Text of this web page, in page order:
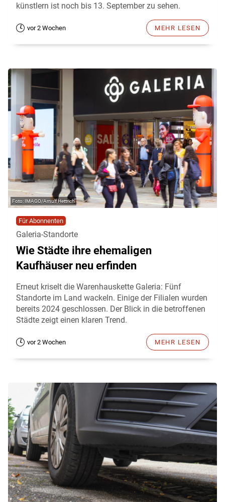
künstlern ist noch bis 13. September zu sehen.
vor 2 Wochen MEHR LESEN
IMAGO/Arnulf Hettrich
Für Abonnenten
Galeria-Standorte
Wie Städte ihre ehemaligen
Kaufhäuser neu erfinden
Erneut kriselt die Warenhauskette Galeria: Fünf
Standorte im Land wackeln. Einige der Filialen wurden
bereits 2024 geschlossen. Der Blick in die betroffenen
Städte zeigt einen klaren Trend.
vor 2 Wochen MEHR LESEN